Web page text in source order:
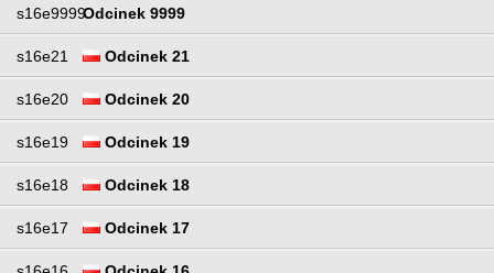
s16e9999Odcinek 9999
s16e21 Odcinek 21
s16e20 Odcinek 20
s16e19 Odcinek 19
s16e18 Odcinek 18
s16e17 Odcinek 17